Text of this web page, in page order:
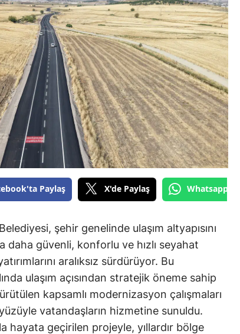
Paylaş X'de Paylaş
şehir genelinde ulaşım altyapısını
güvenli, konforlu ve hızlı seyahat
aralıksız sürdürüyor. Bu
ulaşım açısından stratejik öneme sahip
kapsamlı modernizasyon çalışmaları
vatandaşların hizmetine sunuldu.
hayata geçirilen projeyle, yıllardır bölge